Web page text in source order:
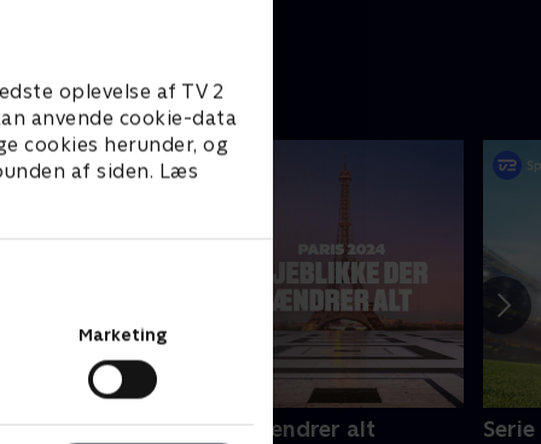
oplevelse af TV 2
anvende cookie-data
cookies herunder, og
af siden. Læs
Marketing
2024 - øjeblikke der ændrer alt Serie